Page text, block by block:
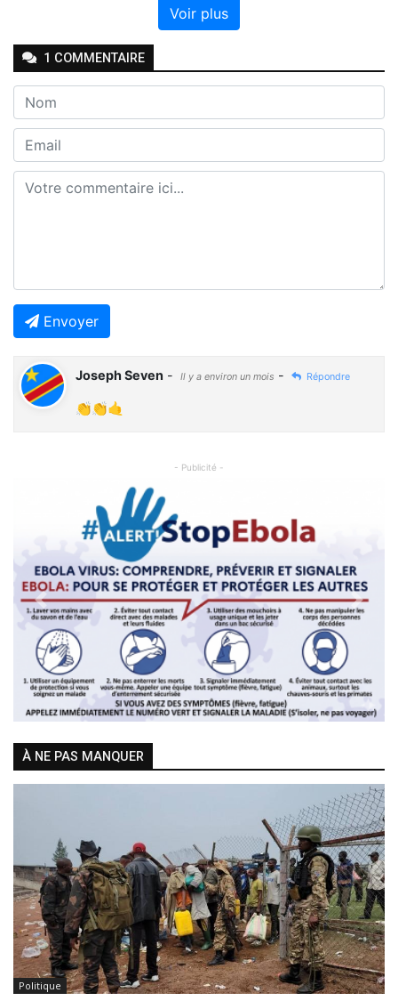
Voir plus
1 COMMENTAIRE
Envoyer
Joseph Seven - Il y a environ un mois - Répondre
👏👏🤙
- Publicité -
Previous Next
À NE PAS MANQUER
Politique